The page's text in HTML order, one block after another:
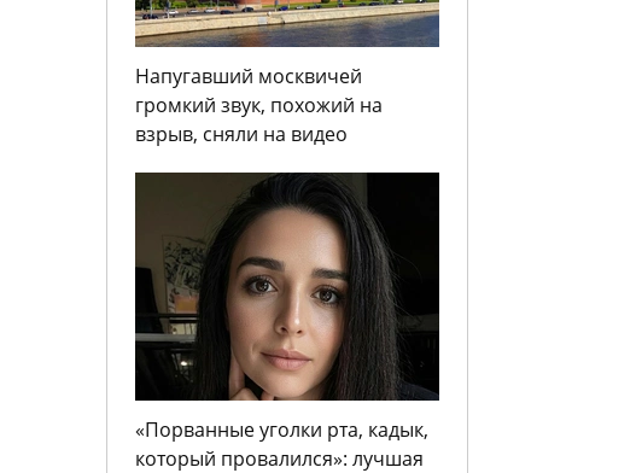
Напугавший москвичей
громкий звук, похожий на
взрыв, сняли на видео
«Порванные уголки рта, кадык,
который провалился»: лучшая